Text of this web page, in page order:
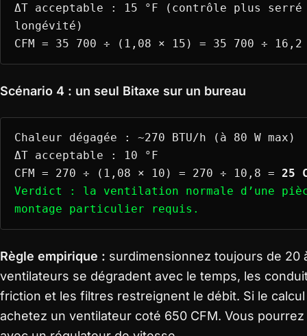
ΔT acceptable : 15 °F (contrôle plus
longévité)
CFM = 35 700 ÷ (1,08 × 15) = 35 700 ÷
Scénario 4 : un seul Bitaxe sur un bureau
Chaleur dégagée : ~270 BTU/h (à 80 W max)
ΔT acceptable : 10 °F
CFM = 270 ÷ (1,08 × 10) = 270 ÷ 10,8 = 25
Verdict : la ventilation normale d’une
montage particulier requis.
Règle empirique : surdimensionnez toujours de 20
ventilateurs se dégradent avec le temps, les
friction et les filtres restreignent le débit. Si le
achetez un ventilateur coté 650 CFM. Vous